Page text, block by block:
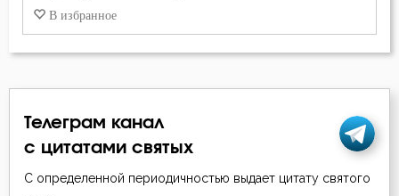
Болезнь
Ефрем Сирин
Иоанн Кассиан Римлянин
Иоанн Лествичник
В избранное
Телеграм канал
с цитатами святых
С определенной периодичностью выдает цитату святого